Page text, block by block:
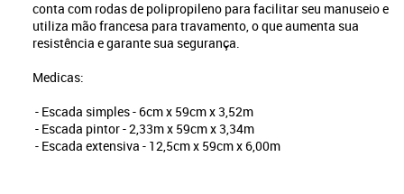
conta com rodas de polipropileno para facilitar seu manuseio e
utiliza mão francesa para travamento, o que aumenta sua
resistência e garante sua segurança.
Medicas:
- Escada simples - 6cm x 59cm x 3,52m
- Escada pintor - 2,33m x 59cm x 3,34m
- Escada extensiva - 12,5cm x 59cm x 6,00m